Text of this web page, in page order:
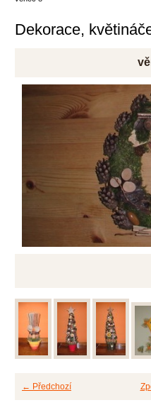
Dekorace,
← Předchozí